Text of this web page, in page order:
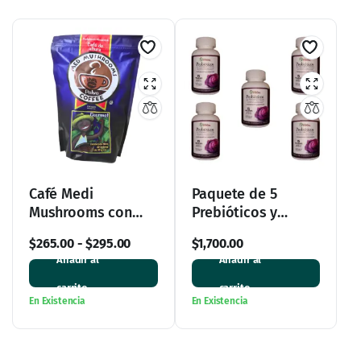
Café Medi
Mushrooms con
con 20 sobres
$265.00-$295.00
Añadir al
carrito
En Existencia
Paquete de 5
Prebióticos y
Origen Vegetal
Refugio del Vergel
$1,700.00
Añadir al
carrito
En Existencia